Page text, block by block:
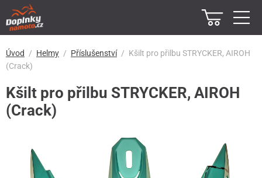
Úvod Helmy Příslušenství
Kšilt pro přilbu STRYCKER, AIROH
(Crack)
Kšilt pro přilbu STRYCKER, AIROH
(Crack)